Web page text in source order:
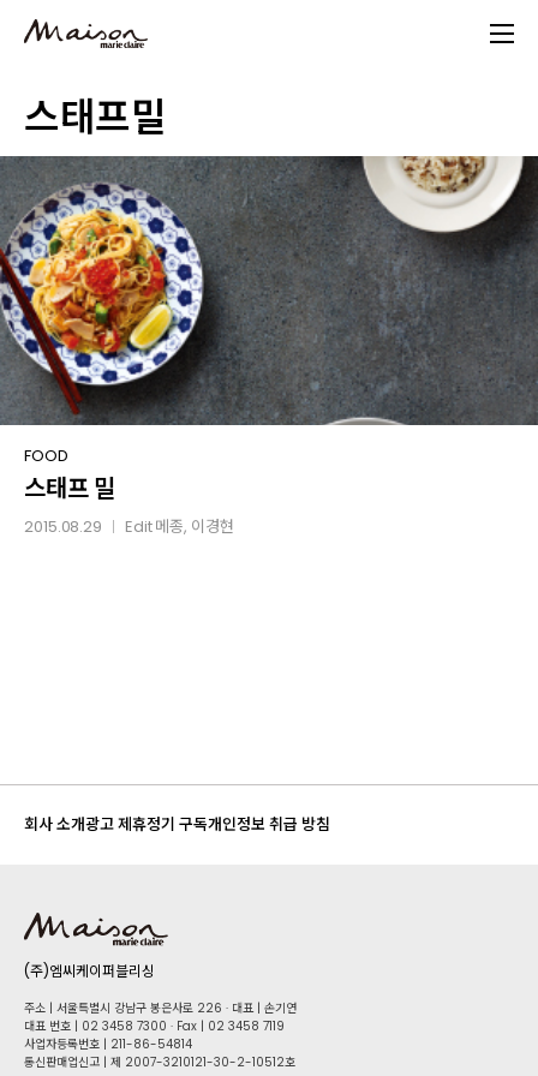
content
스태프밀
스태프
밀
FOOD
스태프 밀
2015.08.29 Edit메종, 이경현
회사 소개광고 제휴정기 구독개인정보 취급 방침
(주)엠씨케이퍼블리싱
주소 | 서울특별시 강남구 봉은사로 226 · 대표 | 손기연
대표 번호 | 02 34​58 7300 · Fax | 02 34​58 7119
사업자등록번호 | 211-86-5​4814
통신판매업신고 | 제 2007-3210121-30-2-10512호